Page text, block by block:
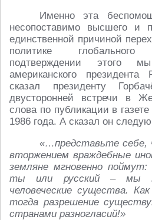
Именно эта
несопоставимо высшего и
единственной причиной
политике
подтверждении этого
американского
сказал президенту
двусторонней встречи в
слова по публикации в
1986 года. А сказал он
«…представьте
вторжением враждебные
земляне мгновенно поймут:
ты или русский – мы
человеческие существа.
тогда разрешение
странами разногласий!»